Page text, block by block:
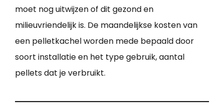
moet nog uitwijzen of dit gezond en
milieuvriendelijk is. De maandelijkse kosten van
een pelletkachel worden mede bepaald door
soort installatie en het type gebruik, aantal
pellets dat je verbruikt.